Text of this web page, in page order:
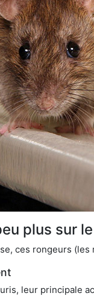
plus sur
ces rongeurs
leur principale